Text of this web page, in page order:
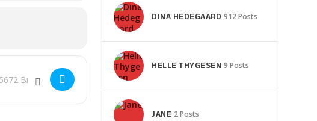
- Balletdanserinden der blev grevinde ved Anne-Lise Arnstrup []
DINA HEDEGAARD 912 Posts
HELLE THYGESEN 9 Posts
JANE 2 Posts